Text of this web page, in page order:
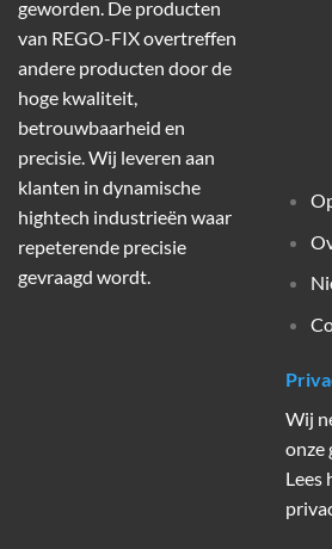
geworden. De producten
van REGO-FIX overtreffen
andere producten door de
hoge kwaliteit,
betrouwbaarheid en
precisie. Wij leveren aan
klanten in dynamische
hightech industrieën waar
repeterende precisie
gevraagd wordt.
Wij
onze
Lees